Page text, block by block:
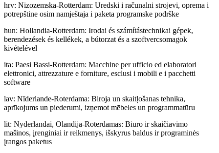
hrv: Nizozemska-Rotterdam: Uredski i računalni strojevi, oprema i
potrepštine osim namještaja i paketa programske podrške
hun: Hollandia-Rotterdam: Irodai és számítástechnikai gépek,
berendezések és kellékek, a bútorzat és a szoftvercsomagok
kivételével
ita: Paesi Bassi-Rotterdam: Macchine per ufficio ed elaboratori
elettronici, attrezzature e forniture, esclusi i mobili e i pacchetti
software
lav: Nīderlande-Roterdama: Biroja un skaitļošanas tehnika,
aprīkojums un piederumi, izņemot mēbeles un programmatūru
lit: Nyderlandai, Olandija-Roterdamas: Biuro ir skaičiavimo
mašinos, įrenginiai ir reikmenys, išskyrus baldus ir programinės
įrangos paketus